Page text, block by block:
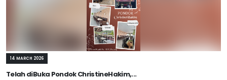
14 MARCH 2026
Telah diBuka Pondok ChristineHakim,...